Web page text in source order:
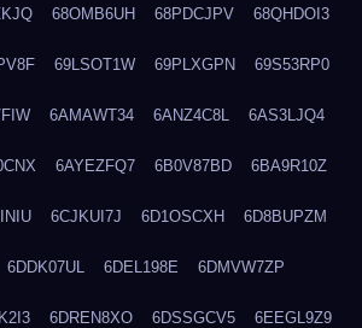
68OMB6UH 68PDCJPV 68QHDOI3
69LSOT1W 69PLXGPN 69S53RP0
6AMAWT34 6ANZ4C8L 6AS3LJQ4
6AYEZFQ7 6B0V87BD 6BA9R10Z
6CJKUI7J 6D1OSCXH 6D8BUPZM
6DDK07UL 6DEL198E 6DMVW7ZP
6DREN8XO 6DSSGCV5 6EEGL9Z9